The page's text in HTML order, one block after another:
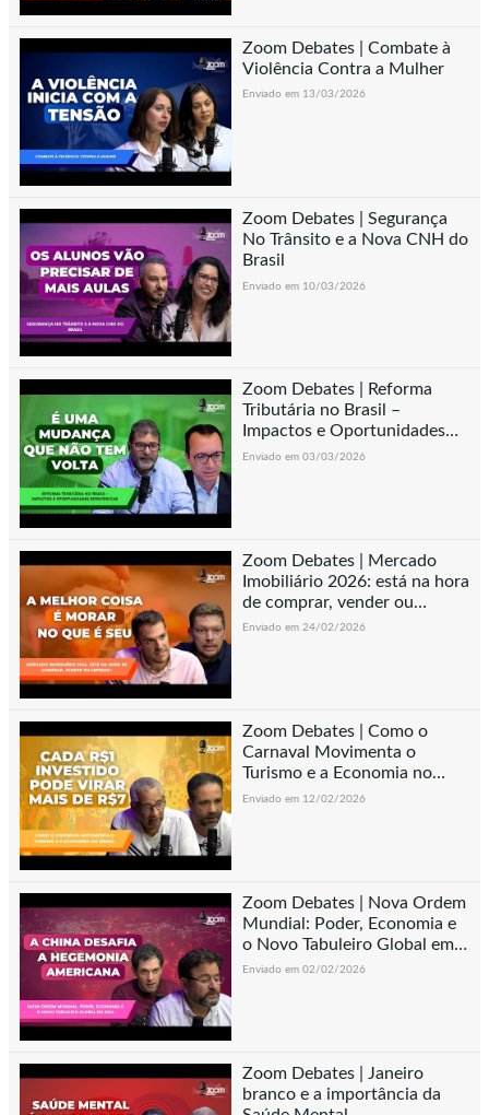
Zoom Debates | Combate à
Violência Contra a Mulher
Enviado em 13/03/2026
Zoom Debates | Segurança
No Trânsito e a Nova CNH do
Brasil
Enviado em 10/03/2026
Zoom Debates | Reforma
Tributária no Brasil –
Impactos e Oportunidades
Estratégicas
Enviado em 03/03/2026
Zoom Debates | Mercado
Imobiliário 2026: está na hora
de comprar, vender ou
esperar?
Enviado em 24/02/2026
Zoom Debates | Como o
Carnaval Movimenta o
Turismo e a Economia no
Brasil
Enviado em 12/02/2026
Zoom Debates | Nova Ordem
Mundial: Poder, Economia e
o Novo Tabuleiro Global em
2026
Enviado em 02/02/2026
Zoom Debates | Janeiro
branco e a importância da